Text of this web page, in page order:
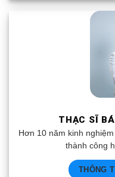
THẠC SĨ
Hơn 10 năm kinh
thành công
THÔNG